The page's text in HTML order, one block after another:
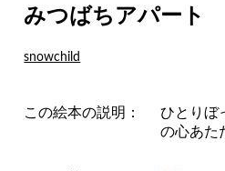
みつばちアパート
snowchild
この絵本の説明：
ひとりぼ
の心あた